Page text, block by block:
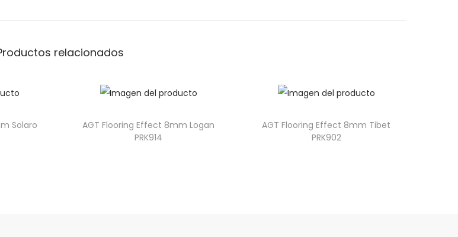
relacionados
Solaro
AGT Flooring Effect 8mm Logan
PRK914
AGT Flooring Effect 8mm Tibet
PRK902